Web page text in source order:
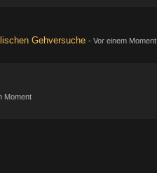
Gehversuche - Vor einem Moment
Moment